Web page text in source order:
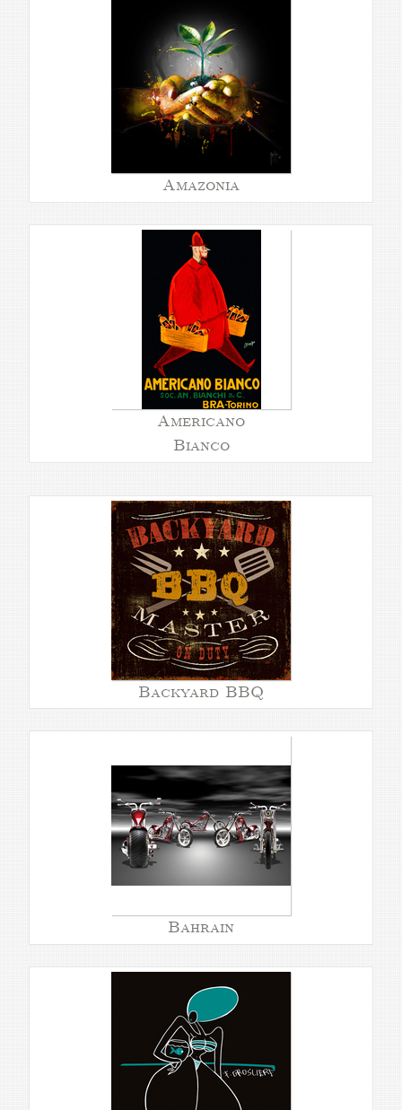
Amazonia
Americano
Bianco
Backyard BBQ
Bahrain